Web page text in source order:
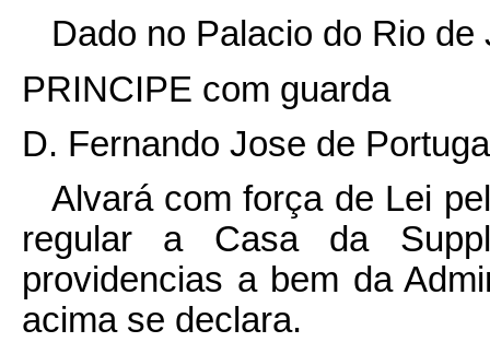
Dado no Palacio do Rio
PRINCIPE com guarda
D. Fernando Jose de
Alvará com força de Lei
regular a Casa da
providencias a bem da
acima se declara.